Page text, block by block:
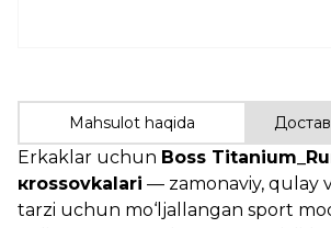
Mahsulot haqida
Erkaklar uchun Boss
кrossovkalari — zamonaviy, qulay
tarzi uchun mo‘ljallangan sport